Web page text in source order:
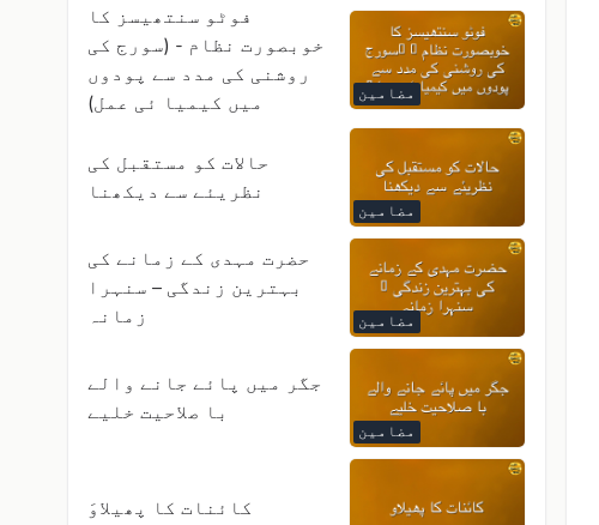
مضامین
فوٹو سنتھیسز کا
خوبصورت نظام - (سورج کی
روشنی کی مدد سے پودوں
میں کیمیا ئی عمل)
مضامین
حالات کو مستقبل کی
نظریئے سے دیکھنا
مضامین
حضرت مہدی کے زمانے کی
بہترین زندگی – سنہرا
زمانہ
مضامین
جگر میں پائے جانے والے
با صلاحیت خلیے
کائنات کا پھیلاوَ